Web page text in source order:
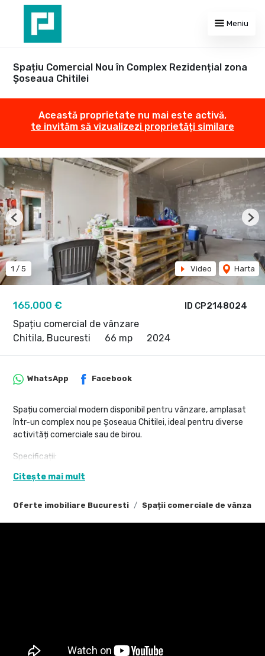
Meniu
Spațiu Comercial Nou în Complex Rezidențial zona
Șoseaua Chitilei
Această proprietate nu mai este activă,
te invităm să vizualizezi proprietăți similare
ID CP2148024
165,000 €
Spațiu comercial de vânzare
Chitila, Bucuresti
66 mp 2024
1 / 5 Video Harta
Previous
Oferte imobiliare Bucuresti Spații comerciale de vânzare
WhatsApp Facebook
Spațiu comercial modern disponibil pentru vânzare, amplasat
într-un complex nou pe Șoseaua Chitilei, ideal pentru diverse
activități comerciale sau de birou.
Specificații:
Vitrină stradală: 10 m – expunere excelentă la trafic pietonal
Înălțime interioară: Generoasă, potrivită pentru diverse
semnificativ și vizibilitate excelentă! Ideal pentru orice tip de
Citește mai mult